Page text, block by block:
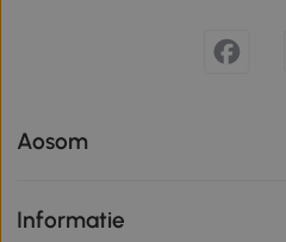
Aosom
Informatie